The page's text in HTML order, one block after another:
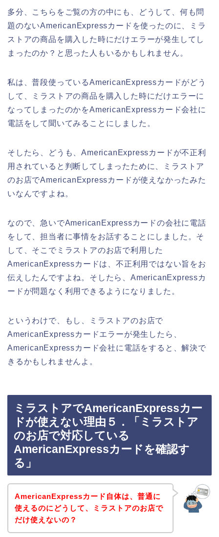
多分、こちらをご覧の方の中にも、どうして、何も問
題のないAmericanExpressカードを使ったのに、ミラ
ストアの商品を購入した時にだけエラーが発生してし
まったのか？と思った人もいるかもしれません。
私は、普段使っているAmericanExpressカードがどう
して、ミラストアの商品を購入した時にだけエラーに
なってしまったのかをAmericanExpressカード会社に
電話をして聞いてみることにしました。
そしたら、どうも、AmericanExpressカードが不正利
用されていると判断してしまったために、ミラストア
のお店でAmericanExpressカードが使えなかったみた
いなんですよね。
なので、急いでAmericanExpressカードの会社に電話
をして、担当者に事情をお話することにしました。そ
して、そこでミラストアのお店で利用した
AmericanExpressカードは、不正利用ではない旨をお
伝えしたんですよね。そしたら、AmericanExpressカ
ードが問題なく利用できるようになりました。
というわけで、もし、ミラストアのお店で
AmericanExpressカードエラーが発生したら、
AmericanExpressカード会社に電話をすると、解決で
きるかもしれませんよ。
ミラストアでAmericanExpressカー
ドが使えない理由５．「ミラストア
のお店で対応している
AmericanExpressカードを確認す
る」
AmericanExpressカード自体は、普通に
使えるのにどうして、ミラストアのお店で
だけ使えないの？